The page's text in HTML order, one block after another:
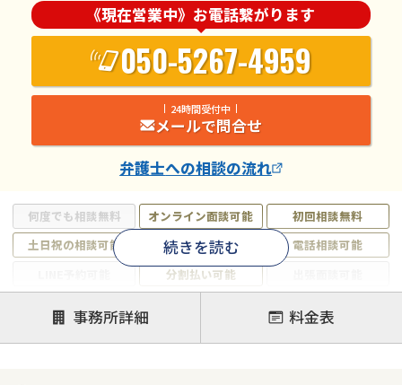
何度でも相談無料 オンライン面談可能
初回相談無料
土日祝の相談可能
19時以降電話可能
電話相談可能
分割払い可能
続きを読む
《現在営業中》お電話繋がります
050-5267-4959
24時間受付中
メールで問合せ
弁護士への相談の流れ
事務所詳細 料金表